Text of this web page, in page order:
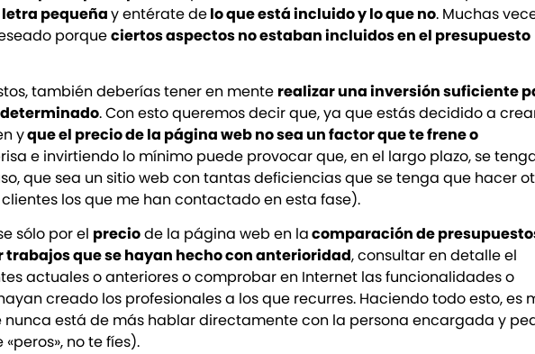
letra pequeñay entérate delo que está incluido y lo que no. Muchas
porqueciertos aspectos no estaban incluidos en el presupuesto
también deberías tener en mente realizar una inversión suficiente
. Con esto queremos decir que, ya que estás decidido a
yque el precio de la página web no sea un factor que te frene o
e invirtiendo lo mínimo puede provocar que, en el largo plazo, se
que sea un sitio web con tantas deficiencias que se tenga que hacer
los que me han contactado en esta fase).
sólo por el preciode la página web en lacomparación de
trabajos que se hayan hecho con anterioridad, consultar en detalle el
actuales o anteriores o comprobar en Internet las funcionalidades o
creado los profesionales a los que recurres. Haciendo todo esto, es
nunca está de más hablar directamente con la persona encargada y
no te fíes).